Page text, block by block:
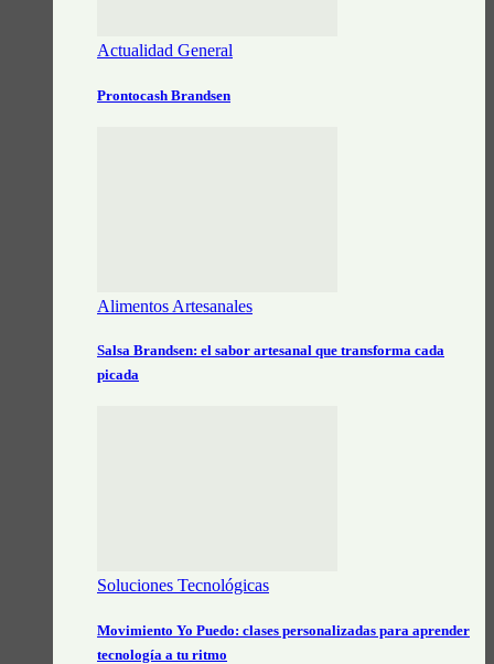
Actualidad General
Prontocash Brandsen
Alimentos Artesanales
Salsa Brandsen: el sabor artesanal que transforma cada
picada
Soluciones Tecnológicas
Movimiento Yo Puedo: clases personalizadas para aprender
tecnología a tu ritmo